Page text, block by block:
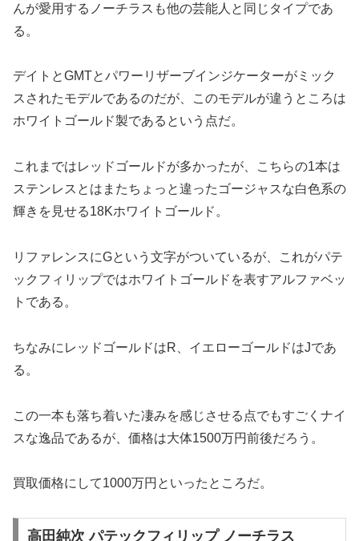
んが愛用するノーチラスも他の芸能人と同じタイプであ
る。
デイトとGMTとパワーリザーブインジケーターがミック
スされたモデルであるのだが、このモデルが違うところは
ホワイトゴールド製であるという点だ。
これまではレッドゴールドが多かったが、こちらの1本は
ステンレスとはまたちょっと違ったゴージャスな白色系の
輝きを見せる18Kホワイトゴールド。
リファレンスにGという文字がついているが、これがパテ
ックフィリップではホワイトゴールドを表すアルファベッ
トである。
ちなみにレッドゴールドはR、イエローゴールドはJであ
る。
この一本も落ち着いた凄みを感じさせる点でもすごくナイ
スな逸品であるが、価格は大体1500万円前後だろう。
買取価格にして1000万円といったところだ。
高田純次 パテックフィリップ ノーチラス